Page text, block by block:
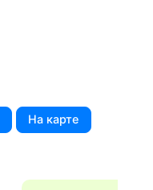
На карте